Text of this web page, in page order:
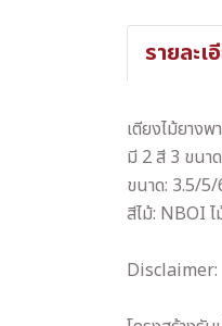
รายละ
เตียงไม้ยาง
มี 2 สี 3 ขนา
ขนาด: 3.5/
สีไม้: NBOI
Disclaimer: